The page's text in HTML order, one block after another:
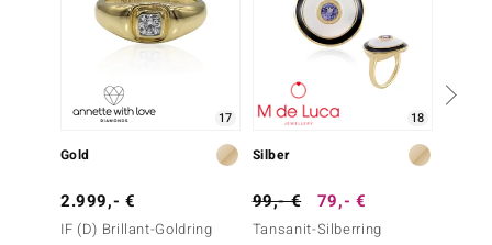
17
Gold
2.999,- €
IF (D) Brillant-Goldring
18
Silber
99,- € 79,- €
Tansanit-Silberring